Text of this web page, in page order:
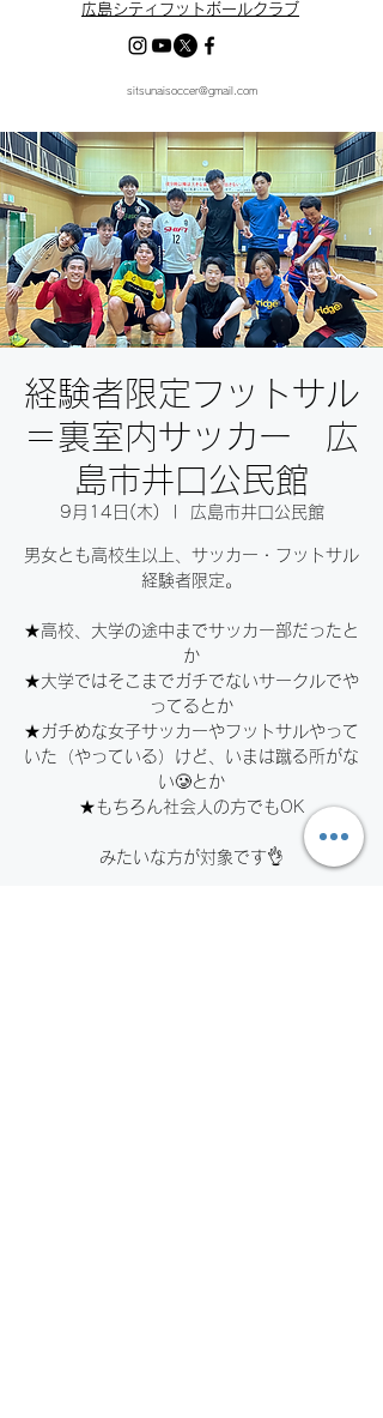
広島シティフットボールクラブ
sitsunaisoccer@gmail.com
経験者限定フットサル
＝裏室内サッカー 広
島市井口公民館
9月14日(木) 広島市井口公民館
男女とも高校生以上、サッカー・フットサル
経験者限定。
★高校、大学の途中までサッカー部だったと
か⁣
★大学ではそこまでガチでないサークルでや
ってるとか⁣
★ガチめな女子サッカーやフットサルやって
いた（やっている）けど、いまは蹴る所がな
い🥲とか⁣
★もちろん社会人の方でもOK⁣
みたいな方が対象です👌⁣